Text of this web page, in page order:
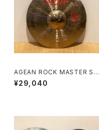
AGEAN ROCK MASTER SPL
ASH 10"
¥29,040